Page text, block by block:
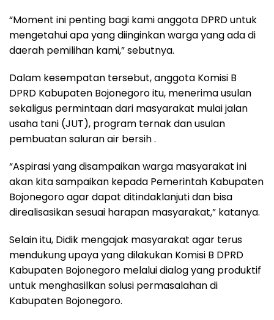
“Moment ini penting bagi kami anggota DPRD untuk
mengetahui apa yang diinginkan warga yang ada di
daerah pemilihan kami,” sebutnya.
Dalam kesempatan tersebut, anggota Komisi B
DPRD Kabupaten Bojonegoro itu, menerima usulan
sekaligus permintaan dari masyarakat mulai jalan
usaha tani (JUT), program ternak dan usulan
pembuatan saluran air bersih .
“Aspirasi yang disampaikan warga masyarakat ini
akan kita sampaikan kepada Pemerintah Kabupaten
Bojonegoro agar dapat ditindaklanjuti dan bisa
direalisasikan sesuai harapan masyarakat,” katanya.
Selain itu, Didik mengajak masyarakat agar terus
mendukung upaya yang dilakukan Komisi B DPRD
Kabupaten Bojonegoro melalui dialog yang produktif
untuk menghasilkan solusi permasalahan di
Kabupaten Bojonegoro.